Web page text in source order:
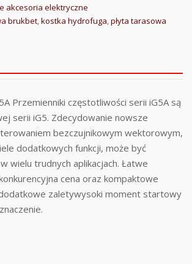
akcesoria elektryczne
brukbet,kostka hydrofuga,płyta tarasowa
Przemienniki częstotliwości serii iG5A są
serii iG5. Zdecydowanie nowsze
bezczujnikowym wektorowym,
dodatkowych funkcji, może być
wielu trudnych aplikacjach. Łatwe
cena oraz kompaktowe
zaletywysoki moment startowy